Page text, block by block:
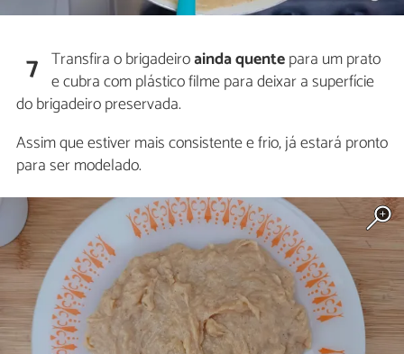
7 Transfira o brigadeiroainda quentepara um prato
e cubra com plástico filme para deixar a superfície
do brigadeiro preservada.
Assim que estiver mais consistente e frio, já estará pronto
para ser modelado.